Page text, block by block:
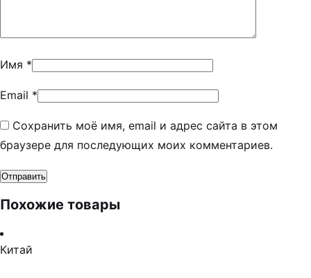
Имя *
Email *
Сохранить моё имя, email и адрес сайта в этом
браузере для последующих моих комментариев.
Похожие товары
Китай